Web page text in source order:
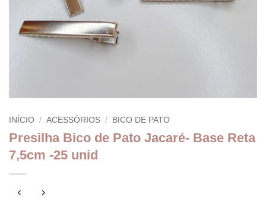
INÍCIO / ACESSÓRIOS / BICO DE PATO
Presilha Bico de Pato Jacaré- Base Reta
7,5cm -25 unid